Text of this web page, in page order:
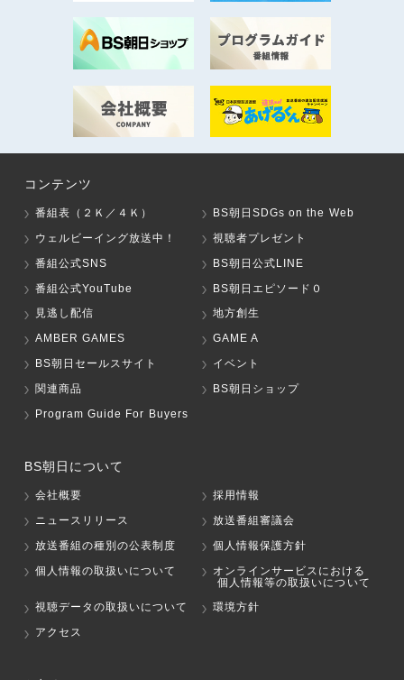
コンテンツ
番組表（２Ｋ／４Ｋ）
BS朝日SDGs on the Web
ウェルビーイング放送中！
視聴者プレゼント
番組公式SNS
BS朝日公式LINE
番組公式YouTube
BS朝日エピソード０
見逃し配信
地方創生
AMBER GAMES
GAME A
BS朝日セールスサイト
イベント
関連商品
BS朝日ショップ
Program Guide For Buyers
BS朝日について
会社概要
採用情報
ニュースリリース
放送番組審議会
放送番組の種別の公表制度
個人情報保護方針
個人情報の取扱いについて
オンラインサービスにおける
個人情報等の取扱いについて
視聴データの取扱いについて
環境方針
アクセス